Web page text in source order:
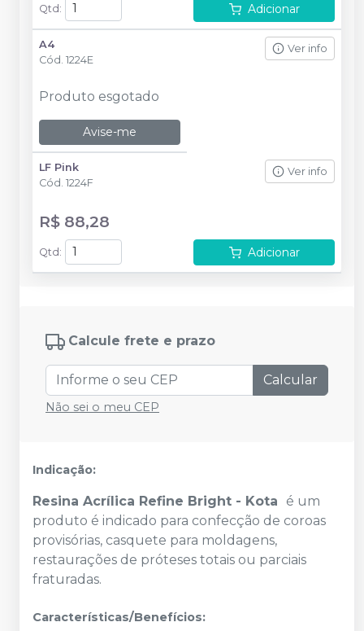
Qtd : Adicionar
A4
Cód. 1224E
Ver info
Produto esgotado
Avise-me
LF Pink
Cód. 1224F
Ver info
R$ 88,28
Qtd : Adicionar
Calcule frete e prazo
Calcular
Não sei o meu CEP
Indicação:
Resina Acrílica Refine Bright - Kota é um
produto é indicado para confecção de coroas
provisórias, casquete para moldagens,
restaurações de próteses totais ou parciais
fraturadas.
Características/Benefícios: